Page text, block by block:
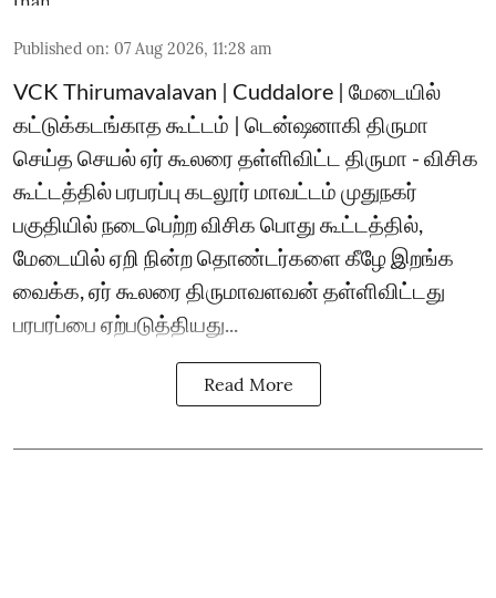
Published on: 07 Aug 2026, 11:28 am
VCK Thirumavalavan | Cuddalore | மேடையில்
கட்டுக்கடங்காத கூட்டம் | டென்ஷனாகி திருமா
செய்த செயல் ஏர் கூலரை தள்ளிவிட்ட திருமா - விசிக
கூட்டத்தில் பரபரப்பு கடலூர் மாவட்டம் முதுநகர்
பகுதியில் நடைபெற்ற விசிக பொது கூட்டத்தில்,
மேடையில் ஏறி நின்ற தொண்டர்களை கீழே இறங்க
வைக்க, ஏர் கூலரை திருமாவளவன் தள்ளிவிட்டது
பரபரப்பை ஏற்படுத்தியது...
Read More